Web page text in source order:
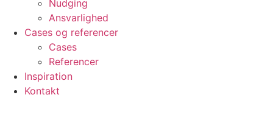
Nudging
Ansvarlighed
Cases og referencer
Cases
Referencer
Inspiration
Kontakt